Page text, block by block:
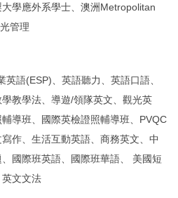
學應外系學士、澳洲Metropolitan
管理
語(ESP)、英語聽力、英語口語、
教學法、導遊/領隊英文、觀光英
導班、國際英檢證照輔導班、PVQC
作、生活互動英語、商務英文、中
國際班英語、國際班華語、 美國短
文文法